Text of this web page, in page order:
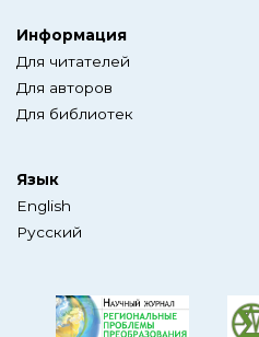
Информация
Для читателей
Для авторов
Для библиотек
Язык
English
Русский